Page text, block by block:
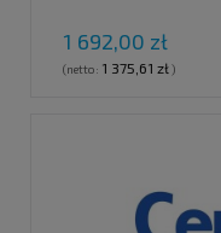
1 692,00 zł
(netto: 1 375,61 zł)